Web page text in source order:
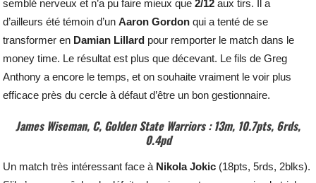
semblé nerveux et n’a pu faire mieux que2/12 aux tirs. Il a
d’ailleurs été témoin d’unAaron Gordon qui a tenté de se
transformer en Damian Lillard pour remporter le match dans le
money time. Le résultat est plus que décevant. Le fils de Greg
Anthony a encore le temps, et on souhaite vraiment le voir plus
efficace près du cercle à défaut d’être un bon gestionnaire.
James Wiseman, C, Golden State Warriors : 13m, 10.7pts, 6rds,
0.4pd
Un match très intéressant face à Nikola Jokic (18pts, 5rds, 2blks).